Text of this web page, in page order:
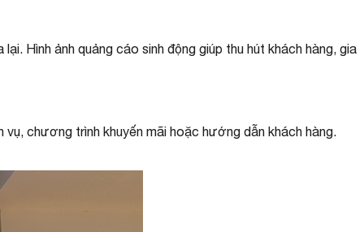
Hình ảnh quảng cáo sinh động giúp thu hút khách hàng, gia
chương trình khuyến mãi hoặc hướng dẫn khách hàng.